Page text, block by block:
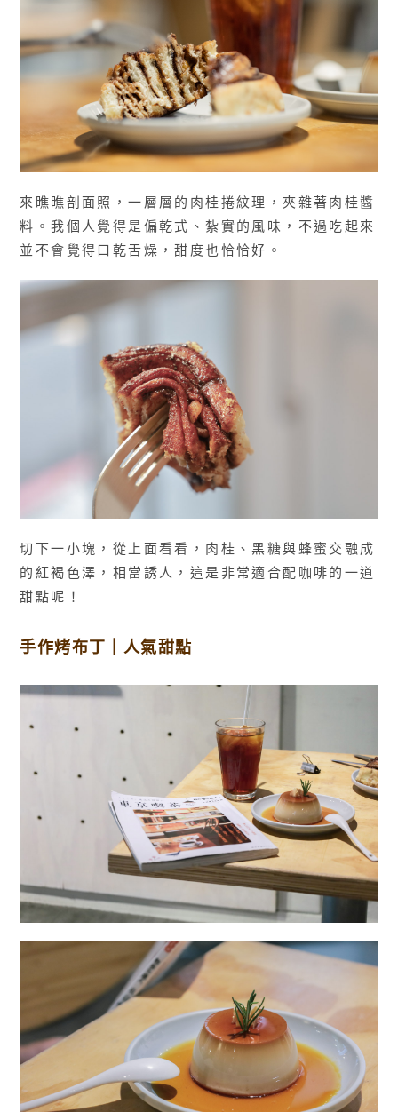
來瞧瞧剖面照，一層層的肉桂捲紋理，夾雜著肉桂醬
料。我個人覺得是偏乾式、紮實的風味，不過吃起來
並不會覺得口乾舌燥，甜度也恰恰好。
切下一小塊，從上面看看，肉桂、黑糖與蜂蜜交融成
的紅褐色澤，相當誘人，這是非常適合配咖啡的一道
甜點呢！
手作烤布丁｜人氣甜點